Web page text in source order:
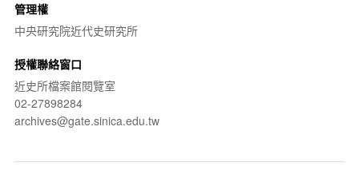
管理權
中央研究院近代史研究所
授權聯絡窗口
近史所檔案館閱覽室
02-27898284
archives@gate.sinica.edu.tw